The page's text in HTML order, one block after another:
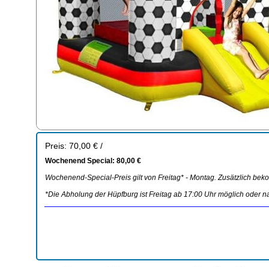
Preis: 70,00 € /
Wochenend Special: 80,00 €
Wochenend-Special-Preis gilt von Freitag* - Montag. Zusätzlich
*Die Abholung der Hüpfburg ist Freitag ab 17:00 Uhr möglich oder